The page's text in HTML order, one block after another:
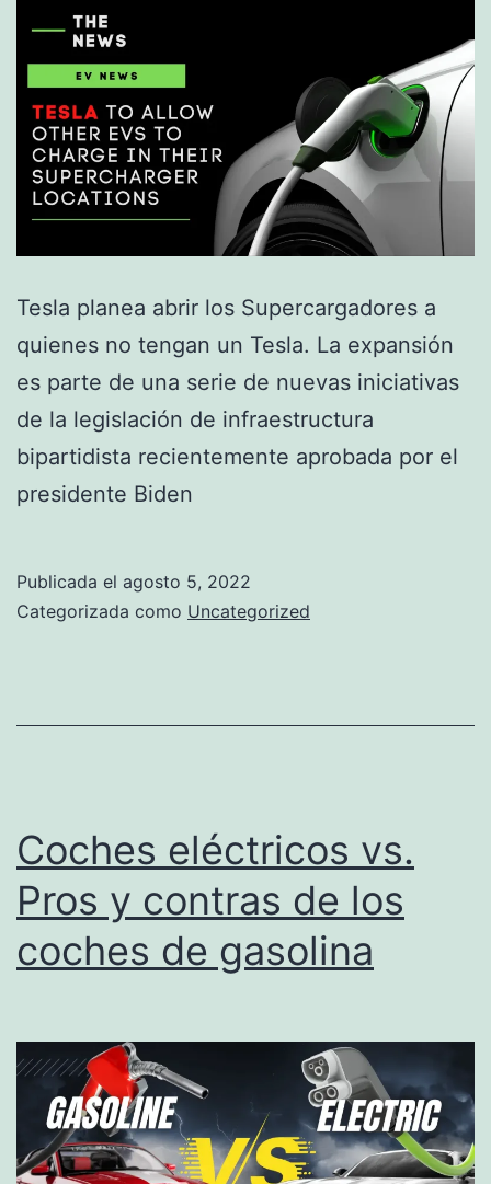
Tesla planea abrir los Supercargadores a
quienes no tengan un Tesla. La expansión
es parte de una serie de nuevas iniciativas
de la legislación de infraestructura
bipartidista recientemente aprobada por el
presidente Biden
Publicada el agosto 5, 2022
Categorizada como Uncategorized
Coches eléctricos vs.
Pros y contras de los
coches de gasolina